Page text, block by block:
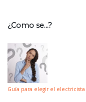
¿Como se…?
Guía para elegir el